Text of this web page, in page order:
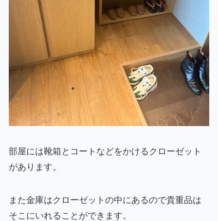
部屋には靴箱とコートなどをかけるクローゼット
があります。
また金庫はクローゼットの中にあるので貴重品は
そこにいれることができます。